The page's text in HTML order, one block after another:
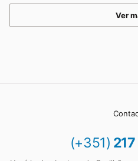
Ver
(+351)